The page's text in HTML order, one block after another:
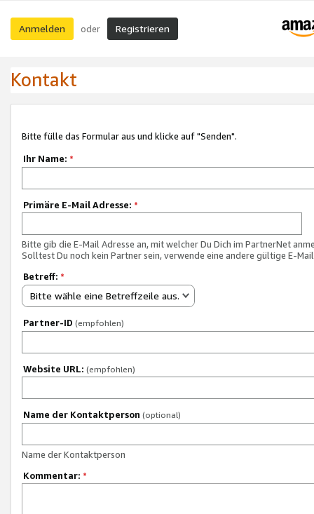
Anmelden oder Registrieren
Kontakt
Bitte fülle das Formular aus und klicke auf "Senden".
Ihr Name: *
Primäre E-Mail Adresse: *
Bitte gib die E-Mail Adresse an, mit welcher Du Dich im PartnerNet
Solltest Du noch kein Partner sein, verwende eine andere gültige E-
Betreff: *
Bitte wähle eine Betreffzeile aus.
Partner-ID (empfohlen)
Website URL: (empfohlen)
Name der Kontaktperson (optional)
Name der Kontaktperson
Kommentar: *